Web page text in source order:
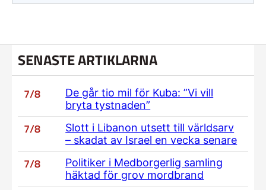
SENASTE ARTIKLARNA
7/8
De går tio mil för Kuba: ”Vi vill
bryta tystnaden”
7/8
Slott i Libanon utsett till världsarv
– skadat av Israel en vecka senare
7/8
Politiker i Medborgerlig samling
häktad för grov mordbrand